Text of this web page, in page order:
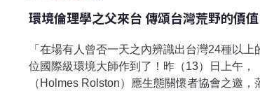
環境倫理學之父來台 傳頌台灣荒野的價值
「在場有人曾否一天之內辨識出台灣24種以
位國際級環境大師作到了！昨（13）日上午，
（Holmes Rolston）應生態關懷者協會之邀